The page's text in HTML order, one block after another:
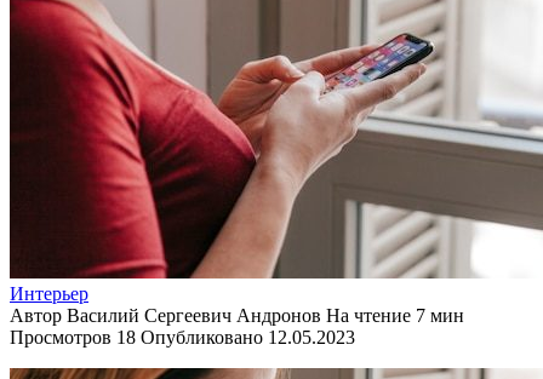
Интерьер
Автор Василий Сергеевич Андронов На чтение 7 мин
Просмотров 18 Опубликовано 12.05.2023